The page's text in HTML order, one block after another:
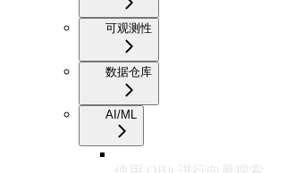
可观测性
数据仓库
AI/ML